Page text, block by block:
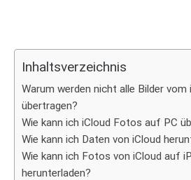
Inhaltsverzeichnis
Warum werden nicht alle Bilder vom
übertragen?
Wie kann ich iCloud Fotos auf PC
Wie kann ich Daten von iCloud
Wie kann ich Fotos von iCloud auf
herunterladen?